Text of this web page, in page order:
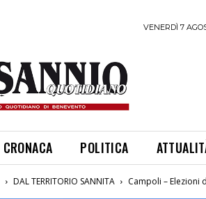
VENERDÌ 7
CRONACA POLITICA
DAL TERRITORIO SANNITA Campoli – Elezioni